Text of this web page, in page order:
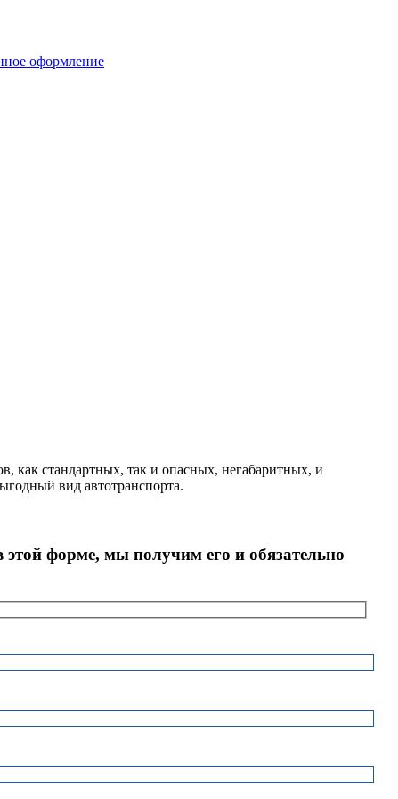
оформление
как стандартных, так и опасных, негабаритных, и
вид автотранспорта.
этой форме, мы получим его и обязательно